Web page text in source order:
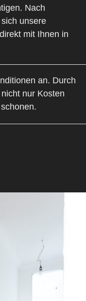
Nach
unsere
mit Ihnen in
an. Durch
nur Kosten